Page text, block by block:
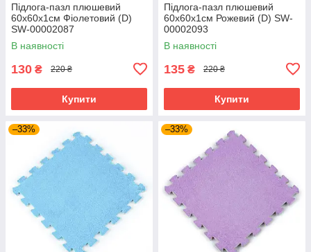
Підлога-пазл плюшевий
60х60х1см Фіолетовий (D)
SW-00002087
В наявності
130 ₴ 220 ₴
Купити
Підлога-пазл плюшевий
60х60х1см Рожевий (D) SW-
00002093
В наявності
135 ₴ 220 ₴
Купити
–33% –33%